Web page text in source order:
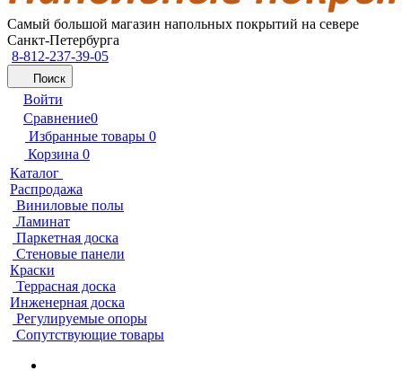
Самый большой магазин напольных покрытий на севере
Санкт-Петербурга
8-812-237-39-05
Поиск
Войти
Сравнение0
Избранные товары 0
Корзина 0
Каталог
Распродажа
Виниловые полы
Ламинат
Паркетная доска
Стеновые панели
Краски
Террасная доска
Инженерная доска
Регулируемые опоры
Сопутствующие товары